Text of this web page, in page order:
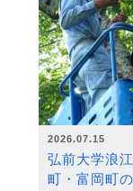
2026.07.15
弘前大学浪
町・富岡町